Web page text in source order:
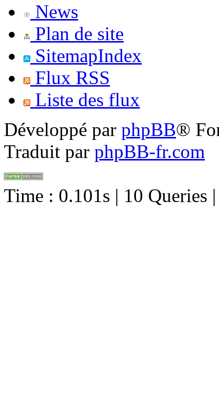
News
Plan de site
SitemapIndex
Flux RSS
Liste des flux
Développé par phpBB®
Traduit par phpBB-fr.com
Time : 0.101s | 10 Queries